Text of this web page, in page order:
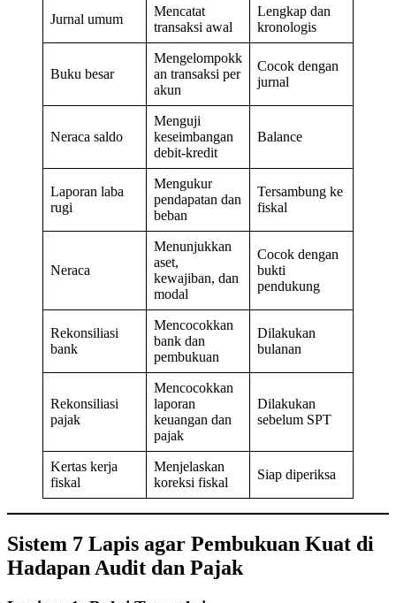
Jurnal umum
Mencatat
transaksi awal
Lengkap dan
kronologis
Buku besar
Mengelompokk
an transaksi per
akun
Cocok dengan
jurnal
Neraca saldo
Menguji
keseimbangan
debit-kredit
Balance
Laporan laba
rugi
Mengukur
pendapatan dan
beban
Tersambung ke
fiskal
Neraca
Menunjukkan
aset,
kewajiban, dan
modal
Cocok dengan
bukti
pendukung
Rekonsiliasi
bank
Mencocokkan
bank dan
pembukuan
Dilakukan
bulanan
Rekonsiliasi
pajak
Mencocokkan
laporan
keuangan dan
pajak
Dilakukan
sebelum SPT
Kertas kerja
fiskal
Menjelaskan
koreksi fiskal
Siap diperiksa
Sistem 7 Lapis agar Pembukuan Kuat di
Hadapan Audit dan Pajak